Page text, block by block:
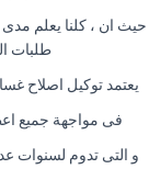
حيث ان ، كلنا يعلم مدى
طلبات
يعتمد توكيل اصلاح
فى مواجهة جميع
و التى تدوم لسنوات